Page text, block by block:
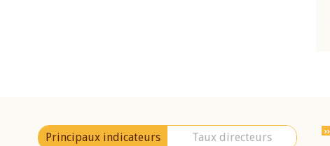
Principaux indicateurs Taux directeurs